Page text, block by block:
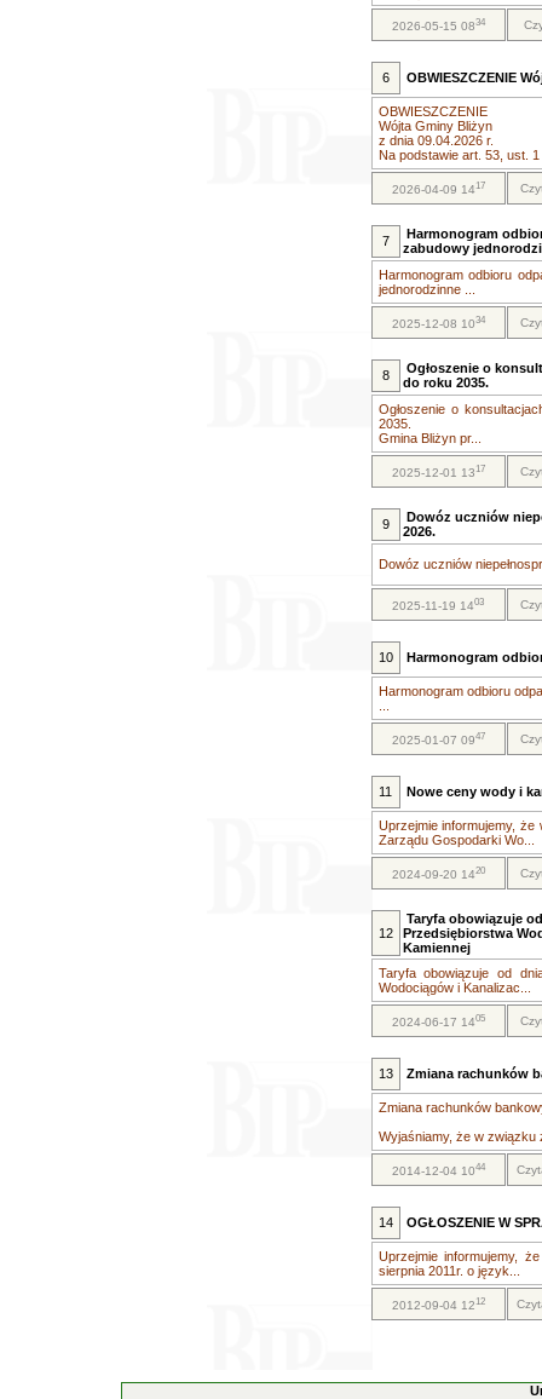
2026-05-15 0834
6 OBWIESZCZENIE
OBWIESZCZENIE
Wójta Gminy Bliżyn
z dnia 09.04.2026 r.
Na podstawie art. 53, ust.
2026-04-09 1417
7
Harmonogram
zabudowy
Harmonogram odbioru
jednorodzinne ...
2025-12-08 1034
8
Ogłoszenie o
do roku 2035.
Ogłoszenie o
2035.
Gmina Bliżyn pr...
2025-12-01 1317
9
Dowóz uczniów
2026.
Dowóz uczniów
2025-11-19 1403
10 Harmonogram
Harmonogram odbioru
2025-01-07 0947
11 Nowe ceny wody i
Uprzejmie informujemy,
Zarządu Gospodarki Wo...
2024-09-20 1420
12
Taryfa obowiązuje
Przedsiębiorstwa
Kamiennej
Taryfa obowiązuje od
Wodociągów i Kanalizac...
2024-06-17 1405
13 Zmiana rachunków
Zmiana rachunków
Wyjaśniamy, że w związku
2014-12-04 1044
14 OGŁOSZENIE W
Uprzejmie informujemy,
sierpnia 2011r. o język...
2012-09-04 1212